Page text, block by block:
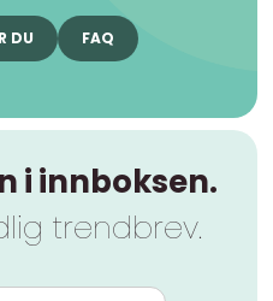
DU FAQ
i innboksen.
trendbrev.